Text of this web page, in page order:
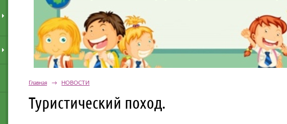
Главная → НОВОСТИ
Туристический поход.